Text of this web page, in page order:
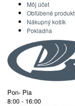
Môj účet
Obľúbené
Nákupný košík
Pokladňa
Pon- Pia
8:00 - 16:00